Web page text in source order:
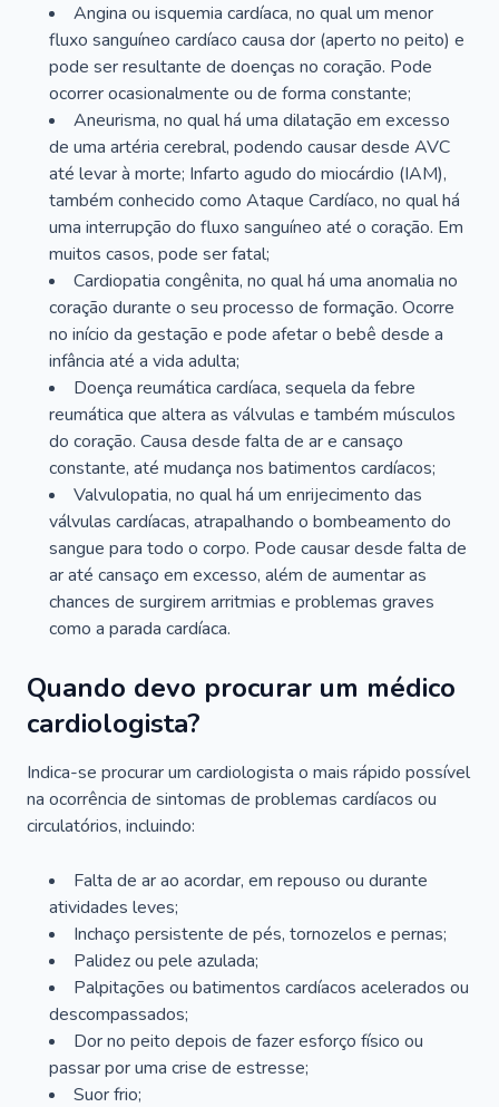
Angina ou isquemia cardíaca, no qual um menor
fluxo sanguíneo cardíaco causa dor (aperto no peito) e
pode ser resultante de doenças no coração. Pode
ocorrer ocasionalmente ou de forma constante;
Aneurisma, no qual há uma dilatação em excesso
de uma artéria cerebral, podendo causar desde AVC
até levar à morte; Infarto agudo do miocárdio (IAM),
também conhecido como Ataque Cardíaco, no qual há
uma interrupção do fluxo sanguíneo até o coração. Em
muitos casos, pode ser fatal;
Cardiopatia congênita, no qual há uma anomalia no
coração durante o seu processo de formação. Ocorre
no início da gestação e pode afetar o bebê desde a
infância até a vida adulta;
Doença reumática cardíaca, sequela da febre
reumática que altera as válvulas e também músculos
do coração. Causa desde falta de ar e cansaço
constante, até mudança nos batimentos cardíacos;
Valvulopatia, no qual há um enrijecimento das
válvulas cardíacas, atrapalhando o bombeamento do
sangue para todo o corpo. Pode causar desde falta de
ar até cansaço em excesso, além de aumentar as
chances de surgirem arritmias e problemas graves
como a parada cardíaca.
Quando devo procurar um médico
cardiologista?
Indica-se procurar um cardiologista o mais rápido possível
na ocorrência de sintomas de problemas cardíacos ou
circulatórios, incluindo:
Falta de ar ao acordar, em repouso ou durante
atividades leves;
Inchaço persistente de pés, tornozelos e pernas;
Palidez ou pele azulada;
Palpitações ou batimentos cardíacos acelerados ou
descompassados;
Dor no peito depois de fazer esforço físico ou
passar por uma crise de estresse;
Suor frio;